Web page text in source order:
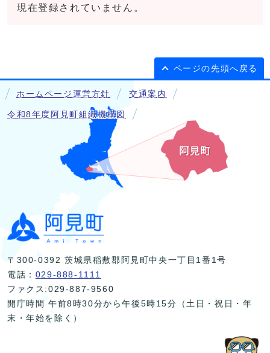
現在登録されていません。
ページの先頭へ戻る
ホームページ運営方針 交通案内
令和8年度阿見町組織機構図
〒300-0392 茨城県稲敷郡阿見町中央一丁目1番1号
電話： 029-888-1111
ファクス:029-887-9560
開庁時間 午前8時30分から午後5時15分（土日・祝日・年
末・年始を除く）